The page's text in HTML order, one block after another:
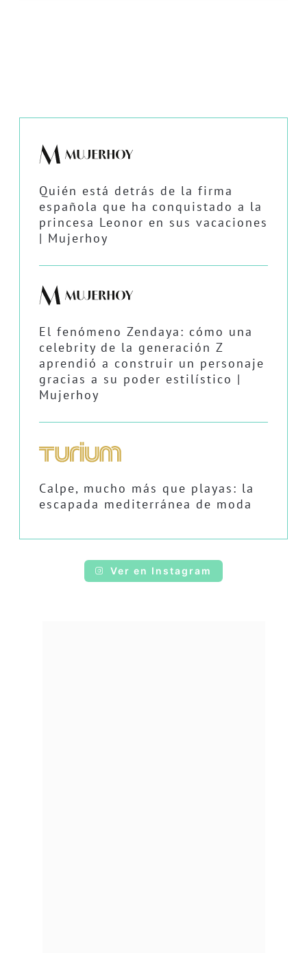
Quién está detrás de la firma
española que ha conquistado a la
princesa Leonor en sus vacaciones
| Mujerhoy
El fenómeno Zendaya: cómo una
celebrity de la generación Z
aprendió a construir un personaje
gracias a su poder estilístico |
Mujerhoy
Calpe, mucho más que playas: la
escapada mediterránea de moda
Ver en Instagram